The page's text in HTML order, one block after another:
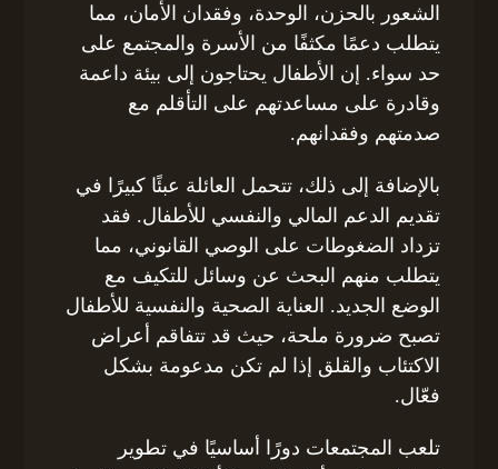
الشعور بالحزن، الوحدة، وفقدان الأمان، مما
يتطلب دعمًا مكثفًا من الأسرة والمجتمع على
حد سواء. إن الأطفال يحتاجون إلى بيئة داعمة
وقادرة على مساعدتهم على التأقلم مع
صدمتهم وفقدانهم.
بالإضافة إلى ذلك، تتحمل العائلة عبئًا كبيرًا في
تقديم الدعم المالي والنفسي للأطفال. فقد
تزداد الضغوطات على الوصي القانوني، مما
يتطلب منهم البحث عن وسائل للتكيف مع
الوضع الجديد. العناية الصحية والنفسية للأطفال
تصبح ضرورة ملحة، حيث قد تتفاقم أعراض
الاكتئاب والقلق إذا لم تكن مدعومة بشكل
فعّال.
تلعب المجتمعات دورًا أساسيًا في تطوير